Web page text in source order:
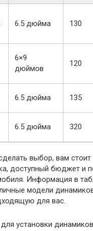
6.5 дюйма 130
6×9
дюймов
120
6.5 дюйма 135
6.5 дюйма 320
выбор, вам стоит
доступный бюджет и
Информация в
модели
для вас.
установки